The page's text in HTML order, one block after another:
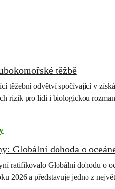
těžbě
těžební odvětví spočívající v
rizik pro lidi i biologickou
Globální dohoda o
ratifikovalo Globální dohodu o
2026 a představuje jedno z